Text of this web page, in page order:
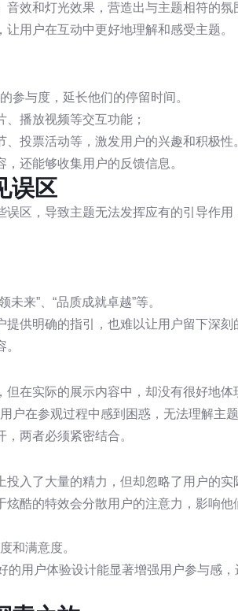
效和灯光效果，营造出与主题相符的氛
用户在互动中更好地理解和感受主题。
参与度，延长他们的停留时间。
播放视频等交互功能；
投票活动等，激发用户的兴趣和积极性
还能够收集用户的反馈信息。
误区
区，导致主题无法发挥应有的引导作用
来”、“品质成就卓越”等。
供明确的指引，也难以让用户留下深刻
在实际的展示内容中，却没有很好地体
户在参观过程中感到困惑，无法理解主题
两者必须紧密结合。
入了大量的精力，但却忽略了用户的实
酷的特效会分散用户的注意力，影响他
和满意度。
用户体验设计能显著增强用户参与感